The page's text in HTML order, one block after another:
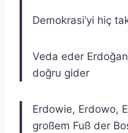
Demokrasi’yi hiç
Veda eder Erdoğan
doğru gider
Erdowie, Erdowo,
großem Fuß der